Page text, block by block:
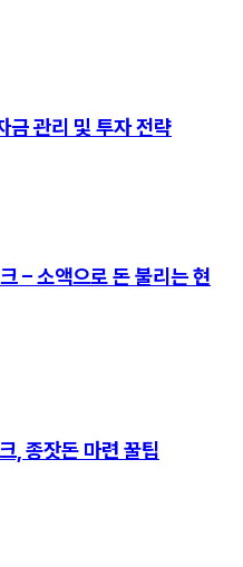
관리 및 투자 전략
– 소액으로 돈 불리는 현
, 종잣돈 마련 꿀팁